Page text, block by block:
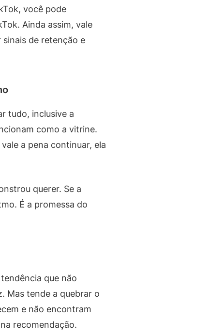
você pode
Ainda assim, vale
de retenção e
tudo, inclusive a
como a vitrine.
a pena continuar, ela
querer. Se a
É a promessa do
que não
Mas tende a quebrar o
e não encontram
recomendação.